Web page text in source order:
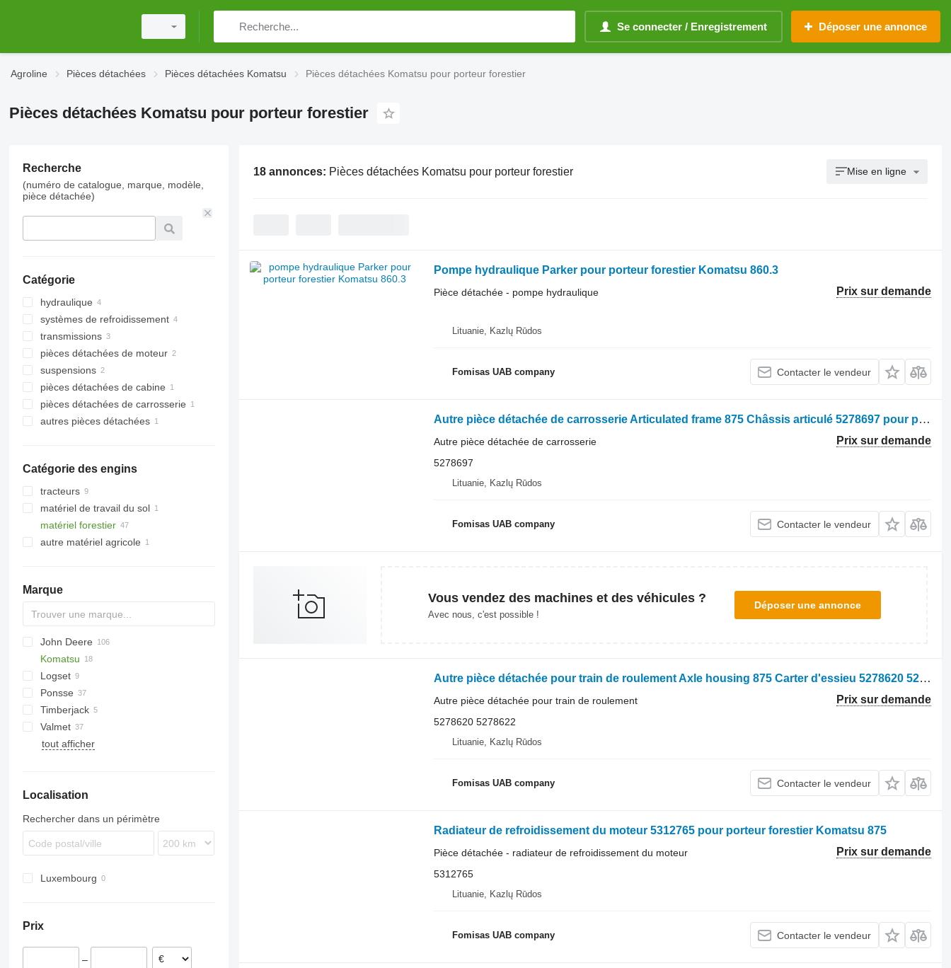
Se connecter / Enregistrement Déposer une annonce
Agroline Pièces détachées Pièces détachées Komatsu Pièces détachées Komatsu pour porteur forestier
Pièces détachées Komatsu pour porteur forestier
Recherche
(numéro de catalogue, marque, modèle,
pièce détachée)
Catégorie
hydraulique
pompes hydrauliques
autres pièces détachées
systèmes de refroidissement
radiateurs de refroidissement du
transmissions
boîtes de vitesses
pièces détachées de moteur
refroidisseurs d'huile
suspensions
paliers
autres pièces détachées pour train
pièces détachées de cabine
climatisations et pièces détachées
pièces détachées de carrosserie
autres pièces détachées de
autres pièces détachées
Catégorie des engins
tracteurs
mini-tracteurs
tracteurs à roues
matériel de travail du sol
niveleurs de terrain
matériel forestier
porteurs forestiers
autre matériel agricole
Marque
John Deere
810
818
1110
1210
1270
1470
F-series
Komatsu
D series
Logset
Ponsse
Bear
Buffalo
Elephant
Scorpion
Timberjack
810
1210
Valmet
840
tout afficher
Localisation
Rechercher dans un périmètre
Luxembourg
Prix
–
18 annonces: Pièces détachées Komatsu pour porteur forestier Mise en ligne
Pompe hydraulique Parker pour porteur forestier Komatsu 860.3
Prix sur demande
Pièce détachée - pompe hydraulique
Lituanie, Kazlų Rūdos
Fomisas UAB company Contacter le vendeur
Autre pièce détachée de carrosserie Articulated frame 875 Châssis articulé 5278697 pour porteur forestier Komatsu 875
Prix sur demande
Autre pièce détachée de carrosserie
5278697
Lituanie, Kazlų Rūdos
Fomisas UAB company Contacter le vendeur
Vous vendez des machines et des véhicules ?
Avec nous, c'est possible !
Déposer une annonce
Autre pièce détachée pour train de roulement Axle housing 875 Carter d'essieu 5278620 5278622 pour porteur forestier Komatsu 875
Prix sur demande
Autre pièce détachée pour train de roulement
5278620 5278622
Lituanie, Kazlų Rūdos
Fomisas UAB company Contacter le vendeur
Radiateur de refroidissement du moteur 5312765 pour porteur forestier Komatsu 875
Prix sur demande
Pièce détachée - radiateur de refroidissement du moteur
5312765
Lituanie, Kazlų Rūdos
Fomisas UAB company Contacter le vendeur